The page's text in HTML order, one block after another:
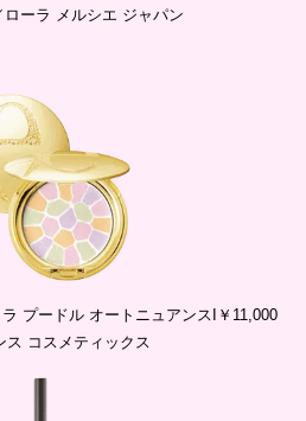
ローラ メルシエ ジャパン
プードル オートニュアンスI￥11,000
ス コスメティックス